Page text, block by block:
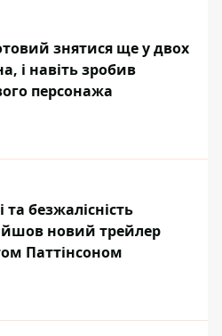
знятися ще у двох
і навіть зробив
персонажа
безжалісність
новий трейлер
Паттінсоном